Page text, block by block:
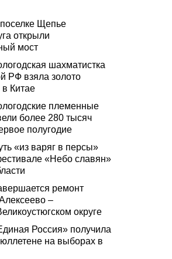
Щепье
открыли
мост
шахматистка
РФ взяла золото
Китае
племенные
более 280 тысяч
полугодие
«из варяг в персы»
«Небо славян»
ремонт
–
округе
Россия» получила
на выборах в